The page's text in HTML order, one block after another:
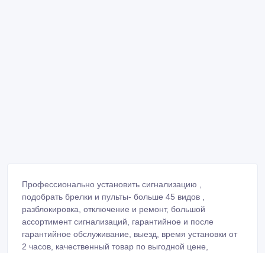
Профессионально установить сигнализацию ,
подобрать брелки и пульты- больше 45 видов ,
разблокировка, отключение и ремонт, большой
ассортимент сигнализаций, гарантийное и после
гарантийное обслуживание, выезд, время установки от
2 часов, качественный товар по выгодной цене,